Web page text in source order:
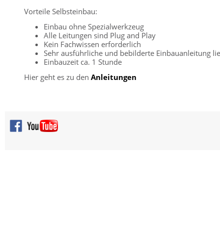
Vorteile Selbsteinbau:
Einbau ohne Spezialwerkzeug
Alle Leitungen sind Plug and Play
Kein Fachwissen erforderlich
Sehr ausführliche und bebilderte Einbauanleitung
Einbauzeit ca. 1 Stunde
Hier geht es zu den Anleitungen